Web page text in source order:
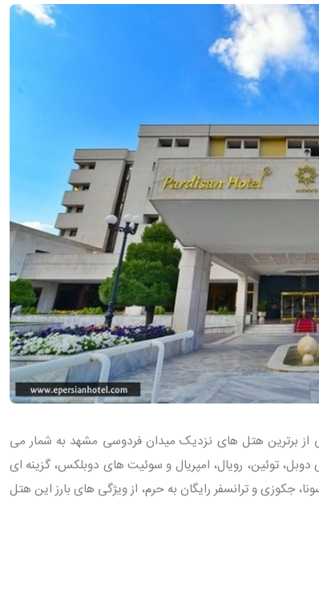
از برترین هتل های نزدیک میدان فردوسی مشهد به شمار می
شامل اتاق های دوبل، توئین، رویال، امپریال و سوئیت های دوبلکس، گزینه ای
جکوزی و ترانسفر رایگان به حرم، از ویژگی های بارز این هتل